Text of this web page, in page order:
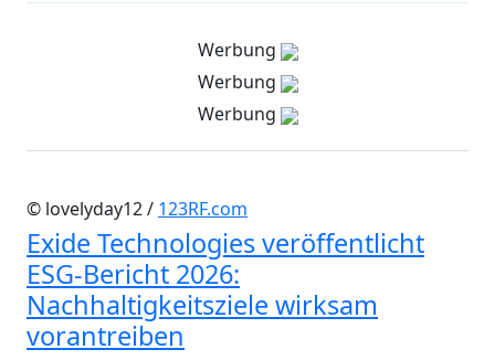
Werbung
Werbung
Werbung
© lovelyday12 / 123RF.com
Exide Technologies veröffentlicht
ESG-Bericht 2026:
Nachhaltigkeitsziele wirksam
vorantreiben